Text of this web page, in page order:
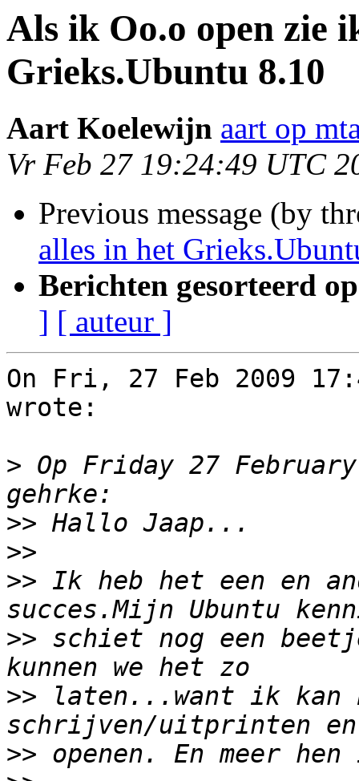
Als ik Oo.o open zie
Grieks.Ubuntu 8.10
Aart Koelewijn aart op
Vr Feb 27 19:24:49 UTC
Previous message (by
alles in het
Berichten gesorteerd
] [ auteur ]
On Fri, 27 Feb 2009
wrote:
> Op Friday 27
>>
>>
>> Ik heb het een en
>> schiet nog een
>> laten...want ik kan
>>